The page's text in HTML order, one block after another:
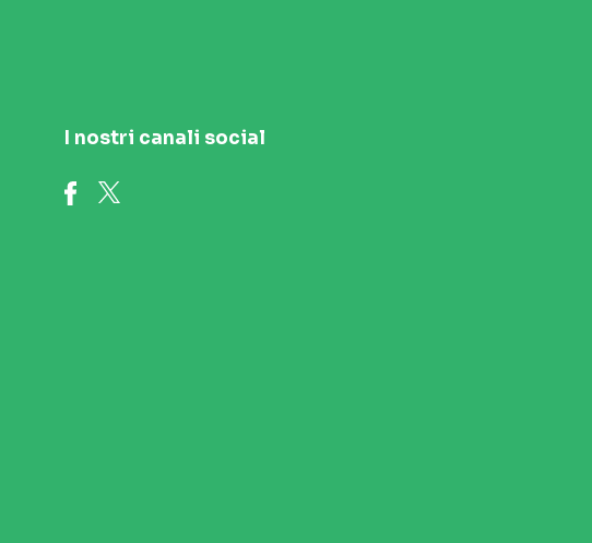
I nostri canali social